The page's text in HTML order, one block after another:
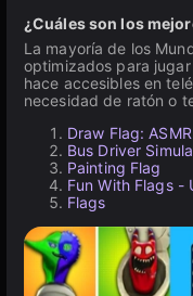
¿Cuáles son los
La mayoría de los
optimizados para
hace accesibles en
necesidad de ratón o
Draw Flag:
Bus Driver
Painting Flag
Fun With Flags -
Flags